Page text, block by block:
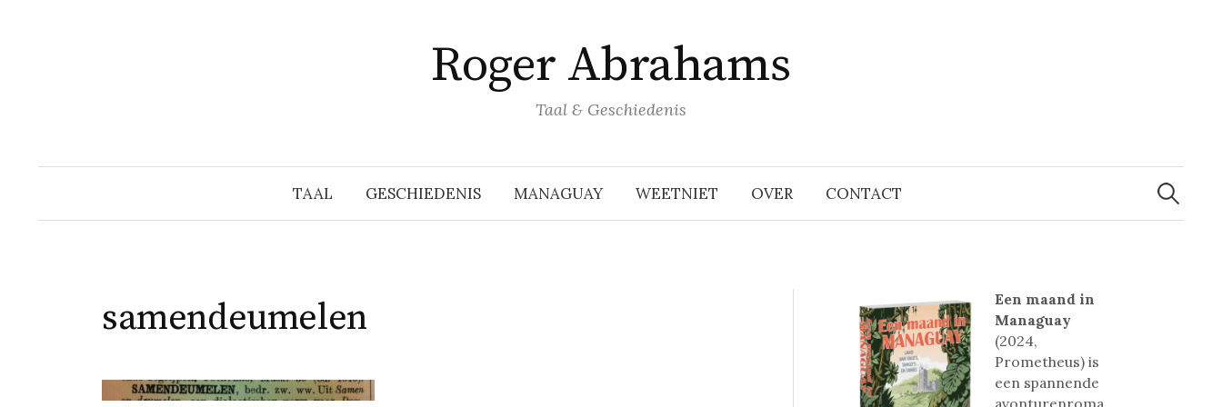
Roger Abrahams
Taal & Geschiedenis
TAAL GESCHIEDENIS MANAGUAY WEETNIET OVER CONTACT
Zoeken
naar:
samendeumelen
Een maand in
Managuay
(2024,
Prometheus) is
een spannende
avonturenroma